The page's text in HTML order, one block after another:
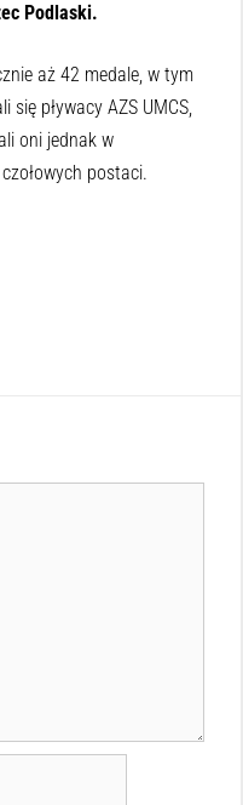
Podlaski.
aż 42 medale, w tym
się pływacy AZS UMCS,
oni jednak w
postaci.